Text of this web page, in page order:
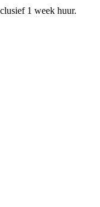
1 week huur.